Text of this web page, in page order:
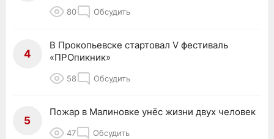
80 Обсудить
4
В Прокопьевске стартовал V фестиваль
«ПРОпикник»
58 Обсудить
5
Пожар в Малиновке унёс жизни двух человек
47 Обсудить